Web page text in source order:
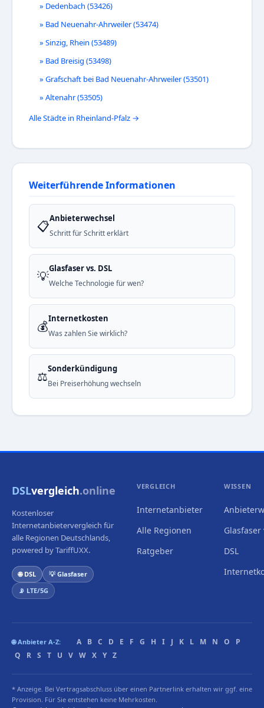
» Dedenbach (53426)
» Bad Neuenahr-Ahrweiler (53474)
» Sinzig, Rhein (53489)
» Bad Breisig (53498)
» Grafschaft bei Bad Neuenahr-Ahrweiler (53501)
» Altenahr (53505)
Alle Städte in Rheinland-Pfalz →
Weiterführende Informationen
📋Anbieterwechsel
Schritt für Schritt erklärt
💡Glasfaser vs. DSL
Welche Technologie für wen?
💰Internetkosten
Was zahlen Sie wirklich?
⚖️Sonderkündigung
Bei Preiserhöhung wechseln
DSLvergleich.online
Kostenloser
Internetanbietervergleich für
alle Regionen Deutschlands,
powered by TariffUXX.
🌐 DSL
💡 Glasfaser
📡 LTE/5G
VERGLEICH
Internetanbieter
Alle Regionen
Ratgeber
WISSEN
Glasfaser
DSL
🌐 Anbieter A-Z: A B C D E F G H I J K L M N O
P
Q
R S T U V W X Y Z
* Anzeige. Bei Vertragsabschluss über einen Partnerlink erhalten wir ggf. eine
Provision. Für Sie entstehen keine Mehrkosten.